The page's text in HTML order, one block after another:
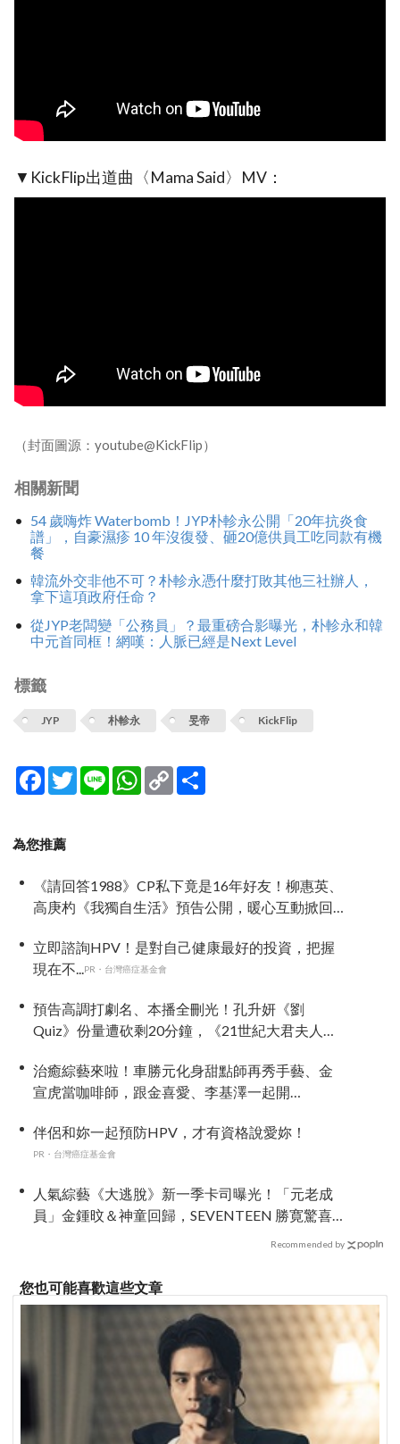
▼KickFlip出道曲〈Mama Said〉MV：
（封面圖源：youtube@KickFlip）
相關新聞
54 歲嗨炸 Waterbomb！JYP朴軫永公開「20年抗炎食
譜」，自豪濕疹 10 年沒復發、砸20億供員工吃同款有機
餐
韓流外交非他不可？朴軫永憑什麼打敗其他三社辦人，
拿下這項政府任命？
從JYP老闆變「公務員」？最重磅合影曝光，朴軫永和韓
中元首同框！網嘆：人脈已經是Next Level
標籤
JYP 朴軫永 旻帝 KickFlip
Facebook
TwitterLine WhatsApp
Copy
Link
為您推薦
《請回答1988》CP私下竟是16年好友！柳惠英、
高庚杓《我獨自生活》預告公開，暖心互動掀回
立即諮詢HPV！是對自己健康最好的投資，把握
現在不...
PR・台灣癌症基金會
預告高調打劇名、本播全刪光！孔升妍《劉
Quiz》份量遭砍剩20分鐘，《21世紀大君夫人》
治癒綜藝來啦！車勝元化身甜點師再秀手藝、金
宣虎當咖啡師，跟金喜愛、李基澤一起開
伴侶和妳一起預防HPV，才有資格說愛妳！
PR・台灣癌症基金會
人氣綜藝《大逃脫》新一季卡司曝光！「元老成
員」金鍾旼＆神童回歸，SEVENTEEN 勝寛驚喜
Recommended by
您也可能喜歡這些文章